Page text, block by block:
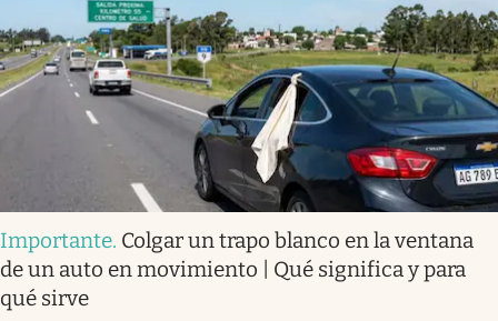
Importante. Colgar un trapo blanco en la ventana
de un auto en movimiento | Qué significa y para
qué sirve